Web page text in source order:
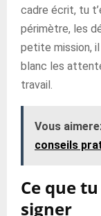
cadre écrit, tu
périmètre, les
petite mission,
blanc les
travail.
Vous
conseils
Ce que
signer